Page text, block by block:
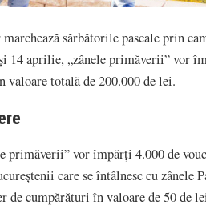
sărbătorile pascale prin
14 aprilie, „zânele primăverii” vor
valoare totală de 200.000 de lei.
primăverii” vor împărți 4.000 de
care se întâlnesc cu zânele
de cumpărături în valoare de 50 de